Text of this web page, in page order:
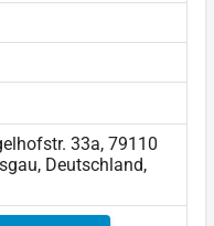
33a, 79110
Deutschland,